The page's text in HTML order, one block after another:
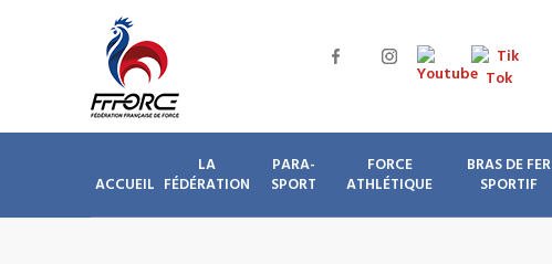
ACCUEIL
LA
FÉDÉRATION
PARA-
SPORT
FORCE
ATHLÉTIQUE
BRAS DE FER
SPORTIF